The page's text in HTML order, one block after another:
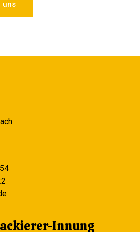
uns
Innung